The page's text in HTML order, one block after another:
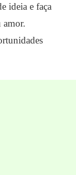
ideia e faça
amor.